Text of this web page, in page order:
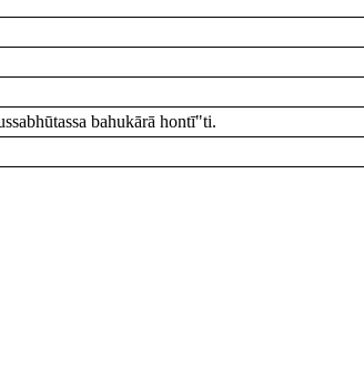
bahukārā hontī"ti.